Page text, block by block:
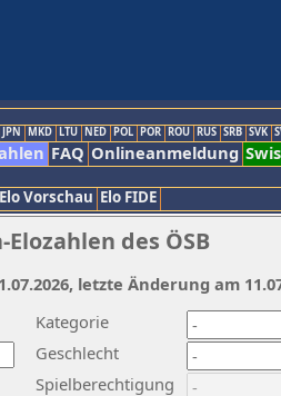
JPN MKD LTU NED POL POR ROU RUS SRB SVK
FAQ Onlineanmeldung
Elo Vorschau Elo FIDE
des ÖSB
Kategorie
Geschlecht
Spielberechtigung
letzte Änderung am